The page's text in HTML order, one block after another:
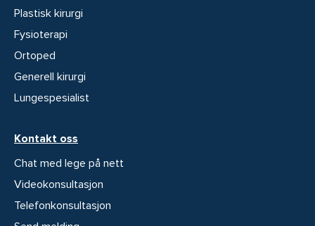
Plastisk kirurgi
Fysioterapi
Ortoped
Generell kirurgi
Lungespesialist
Kontakt oss
Chat med lege på nett
Videokonsultasjon
Telefonkonsultasjon